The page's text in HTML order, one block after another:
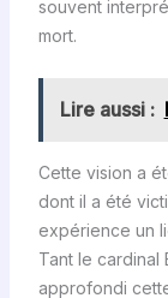
souvent
mort.
Lire aussi :
Cette vision a
dont il a été
expérience un
Tant le cardinal
approfondi